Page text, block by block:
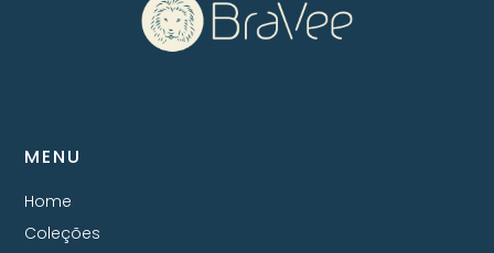
MENU
Home
Coleções